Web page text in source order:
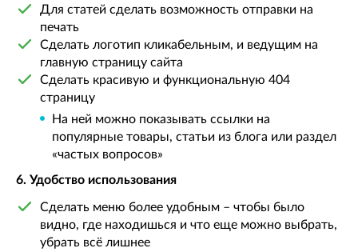
Для статей сделать возможность отправки на
печать
Сделать логотип кликабельным, и ведущим на
главную страницу сайта
Сделать красивую и функциональную 404
страницу
На ней можно показывать ссылки на
популярные товары, статьи из блога или раздел
«частых вопросов»
6. Удобство использования
Сделать меню более удобным – чтобы было
видно, где находишься и что еще можно выбрать,
убрать всё лишнее